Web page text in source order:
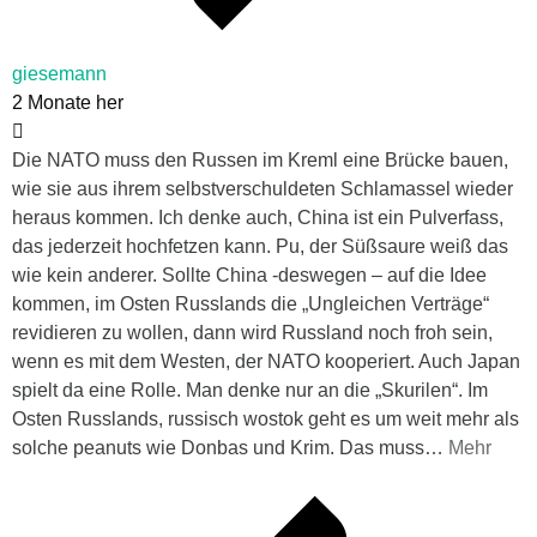
giesemann
2 Monate her
Die NATO muss den Russen im Kreml eine Brücke bauen,
wie sie aus ihrem selbstverschuldeten Schlamassel wieder
heraus kommen. Ich denke auch, China ist ein Pulverfass,
das jederzeit hochfetzen kann. Pu, der Süßsaure weiß das
wie kein anderer. Sollte China -deswegen – auf die Idee
kommen, im Osten Russlands die „Ungleichen Verträge“
revidieren zu wollen, dann wird Russland noch froh sein,
wenn es mit dem Westen, der NATO kooperiert. Auch Japan
spielt da eine Rolle. Man denke nur an die „Skurilen“. Im
Osten Russlands, russisch wostok geht es um weit mehr als
solche peanuts wie Donbas und Krim. Das muss… Mehr